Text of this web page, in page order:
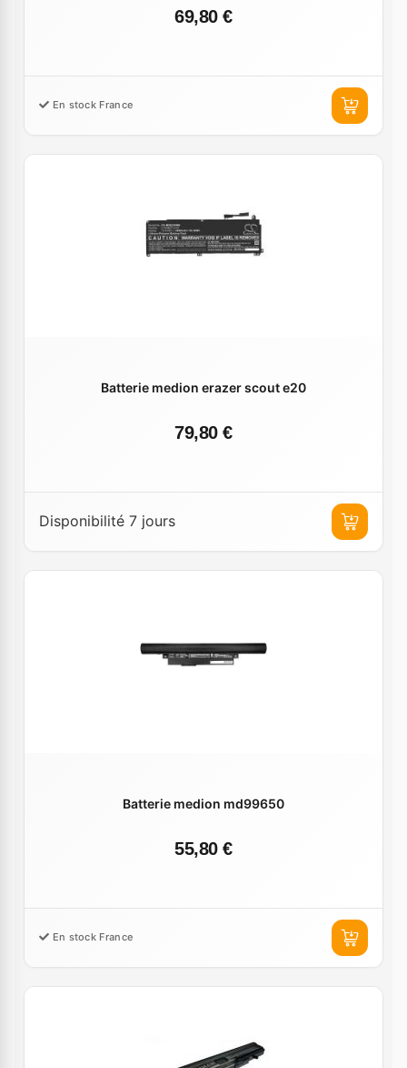
69,80 €
En stock France
Batterie medion erazer scout e20
79,80 €
Disponibilité 7 jours
Batterie medion md99650
55,80 €
En stock France